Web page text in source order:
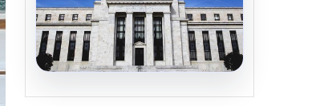
06.08.2026